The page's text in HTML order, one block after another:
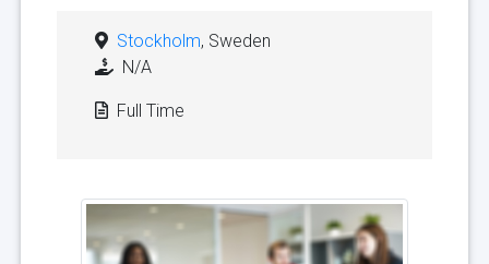
Stockholm, Sweden
N/A
Full Time